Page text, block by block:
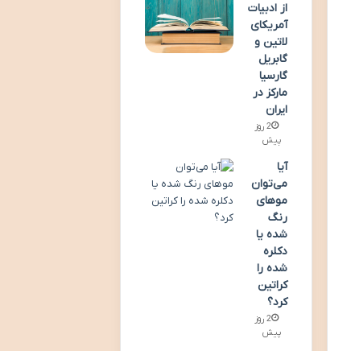
از ادبیات
آمریکای
لاتین و
گابریل
گارسیا
مارکز در
ایران
2 روز
پیش
آیا
می‌توان
موهای
رنگ
شده یا
دکلره
شده را
کراتین
کرد؟
2 روز
پیش